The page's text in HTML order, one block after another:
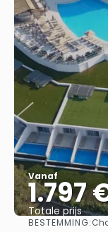
Vanaf
1.797
Totale prijs
BESTEMMING: